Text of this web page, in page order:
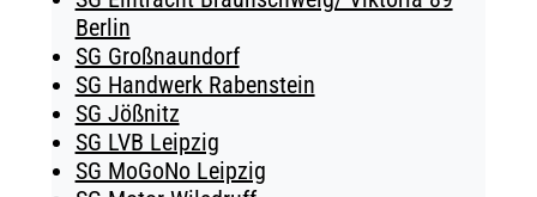
Berlin
SG Großnaundorf
SG Handwerk Rabenstein
SG Jößnitz
SG LVB Leipzig
SG MoGoNo Leipzig